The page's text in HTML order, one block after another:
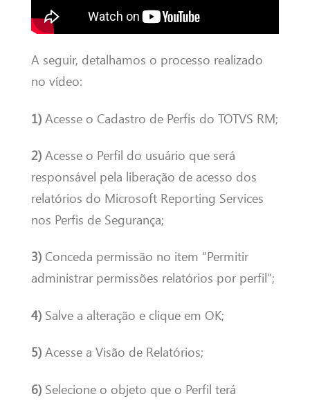
A seguir, detalhamos o processo realizado
no vídeo:
1)Acesse o Cadastro de Perfis do TOTVS RM;
2)Acesse o Perfil do usuário que será
responsável pela liberação de acesso dos
relatórios do Microsoft Reporting Services
nos Perfis de Segurança;
3)Conceda permissão no item “Permitir
administrar permissões relatórios por perfil”;
4)Salve a alteração e clique em OK;
5)Acesse a Visão de Relatórios;
6)Selecione o objeto que o Perfil terá